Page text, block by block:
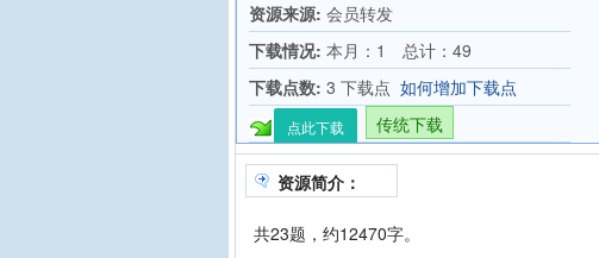
资源来源: 会员转发
下载情况: 本月：1 总计：49
下载点数: 3 下载点 如何增加下载点
点此下载 传统下载
资源简介：
共23题，约12470字。